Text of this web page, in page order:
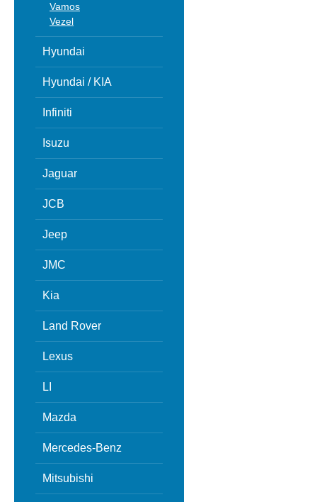
Vamos
Vezel
Hyundai
Hyundai / KIA
Infiniti
Isuzu
Jaguar
JCB
Jeep
JMC
Kia
Land Rover
Lexus
LI
Mazda
Mercedes-Benz
Mitsubishi